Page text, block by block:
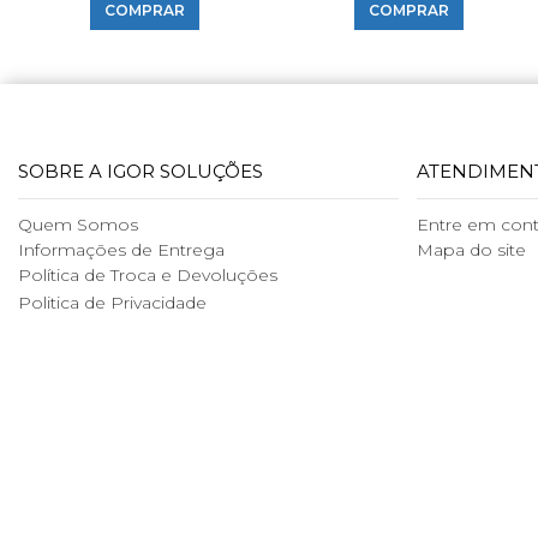
COMPRAR COMPRAR
SOBRE A IGOR SOLUÇÕES
Quem Somos
Informações de Entrega
Política de Troca e Devoluções
Politica de Privacidade
Entre em
Mapa do site